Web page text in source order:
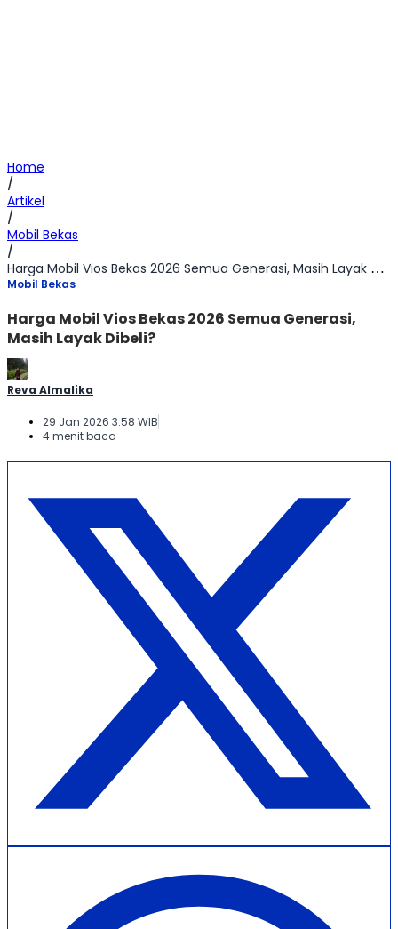
Home
/
Artikel
/
Mobil Bekas
/
Harga Mobil Vios Bekas 2026 Semua Generasi, Masih Layak Dibeli?
Mobil Bekas
Harga Mobil Vios Bekas 2026 Semua Generasi,
Masih Layak Dibeli?
Reva Almalika
29 Jan 2026 3:58 WIB
4 menit baca